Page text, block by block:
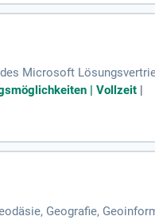
Microsoft
idealerweise über ein
| Vollzeit
Geografie,